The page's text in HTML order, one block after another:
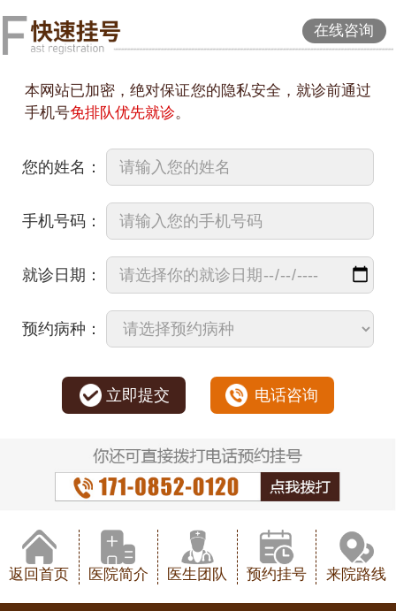
在线咨询
本网站已加密，绝对保证您的隐私安全，就诊前通过
手机号免排队优先就诊。
您的姓名：
手机号码：
就诊日期：
预约病种：
立即提交 电话咨询
返回首页 医院简介 医生团队 预约挂号 来院路线